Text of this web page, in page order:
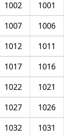
1001
1002
1006
1007
1011
1012
1016
1017
1021
1022
1026
1027
1031
1032